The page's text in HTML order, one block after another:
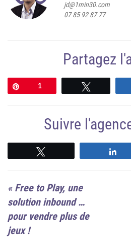
jd@1min30.com
07 85 92 87 77
Partagez
Épingle
1
Suivre
« Free to Play, une
solution inbound …
pour vendre plus de
jeux !